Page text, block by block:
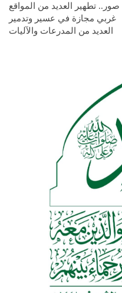
صور.. تطهير العديد من المواقع
غربي مجازة في عسير وتدمير
العديد من المدرعات والآليات